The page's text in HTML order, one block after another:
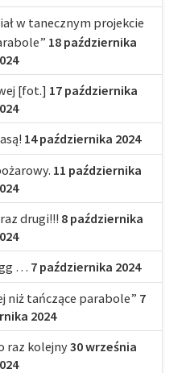
w tanecznym projekcie
18 października
[fot.] 17 października
14 października 2024
11 października
drugi!!! 8 października
… 7 października 2024
niż tańczące parabole” 7
2024
raz kolejny30 września